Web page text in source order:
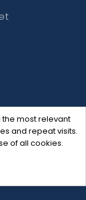
most relevant
and repeat visits.
of all cookies.